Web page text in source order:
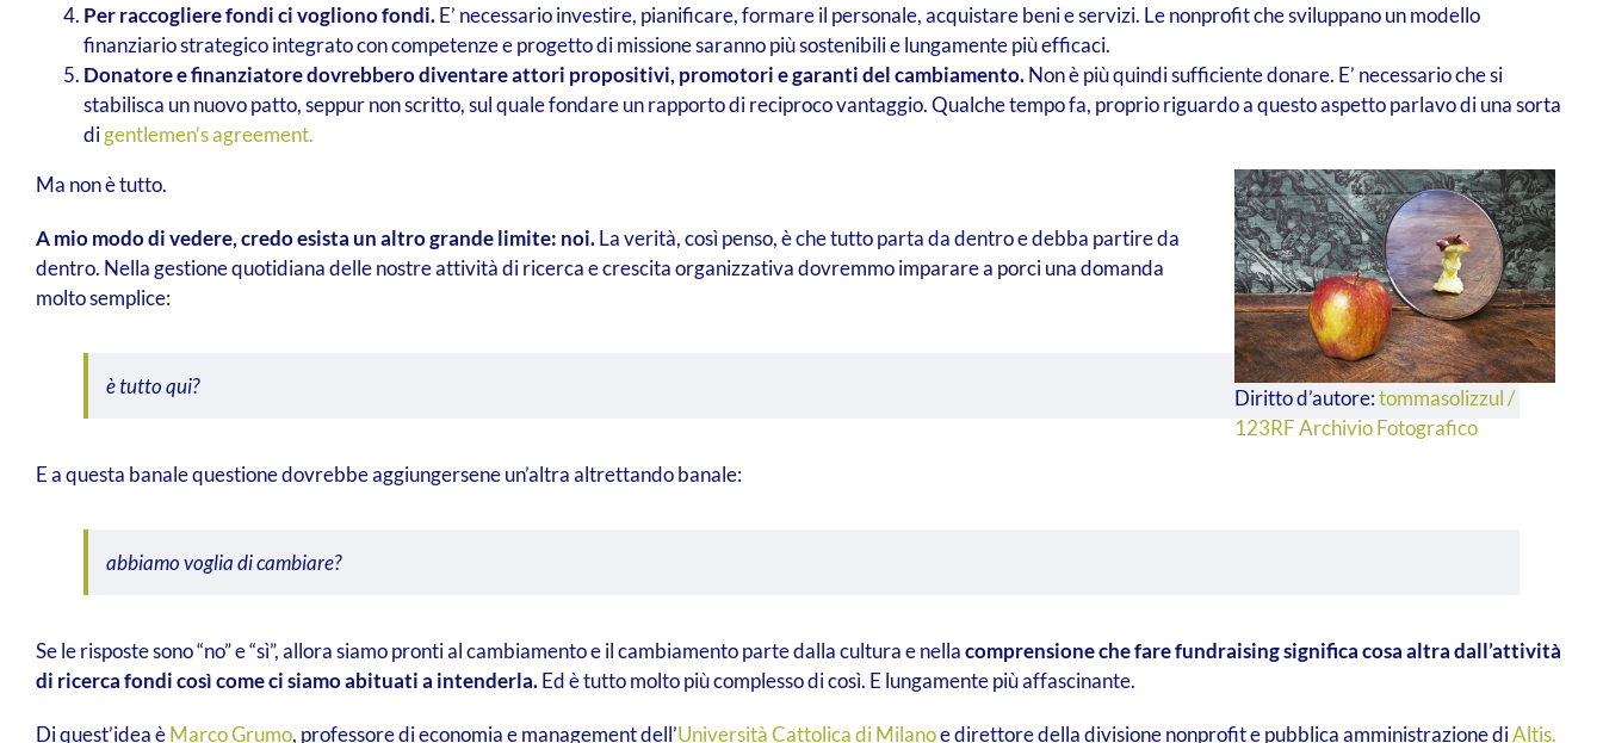
Per raccogliere fondi ci vogliono fondi.E’ necessario investire, pianificare, formare il personale, acquistare beni e servizi. Le nonprofit che sviluppano un modello
finanziario strategico integrato con competenze e progetto di missione saranno più sostenibili e lungamente più efficaci.
Donatore e finanziatore dovrebbero diventare attori propositivi, promotori e garanti del cambiamento.Non è più quindi sufficiente donare. E’ necessario che si
stabilisca un nuovo patto, seppur non scritto, sul quale fondare un rapporto di reciproco vantaggio. Qualche tempo fa, proprio riguardo a questo aspetto parlavo di una sorta
digentlemen’s agreement.
Diritto d’autore:tommasolizzul /
123RF Archivio Fotografico
Ma non è tutto.
A mio modo di vedere, credo esista un altro grande limite: noi.La verità, così penso, è che tutto parta da dentro e debba partire da
dentro. Nella gestione quotidiana delle nostre attività di ricerca e crescita organizzativa dovremmo imparare a porci una domanda
molto semplice:
è tutto qui?
E a questa banale questione dovrebbe aggiungersene un’altra altrettando banale:
abbiamo voglia di cambiare?
Se le risposte sono “no” e “sì”, allora siamo pronti al cambiamento e il cambiamento parte dalla cultura e nellacomprensione che fare fundraising significa cosa altra dall’attività
di ricerca fondi così come ci siamo abituati a intenderla.Ed è tutto molto più complesso di così. E lungamente più affascinante.
Di quest’idea èMarco Grumo, professore di economia e management dell’Università Cattolica di Milanoe direttore della divisione nonprofit e pubblica amministrazione diAltis.